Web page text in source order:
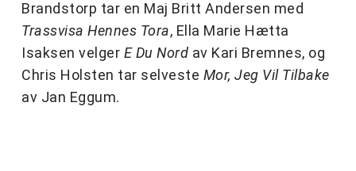
Brandstorp tar en Maj Britt Andersen med
Trassvisa Hennes Tora, Ella Marie Hætta
Isaksen velger E Du Nord av Kari Bremnes, og
Chris Holsten tar selveste Mor, Jeg Vil Tilbake
av Jan Eggum.